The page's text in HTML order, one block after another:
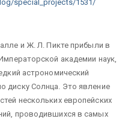
special_projects/1531/
и Ж. Л. Пикте прибыли в
академии наук,
астрономический
диску Солнца. Это явление
нескольких европейских
проводившихся в самых